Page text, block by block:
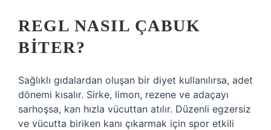
REGL NASIL ÇABUK
BITER?
Sağlıklı gıdalardan oluşan bir diyet kullanılırsa, adet
dönemi kısalır. Sirke, limon, rezene ve adaçayı
sarhoşsa, kan hızla vücuttan atılır. Düzenli egzersiz
ve vücutta biriken kanı çıkarmak için spor etkili